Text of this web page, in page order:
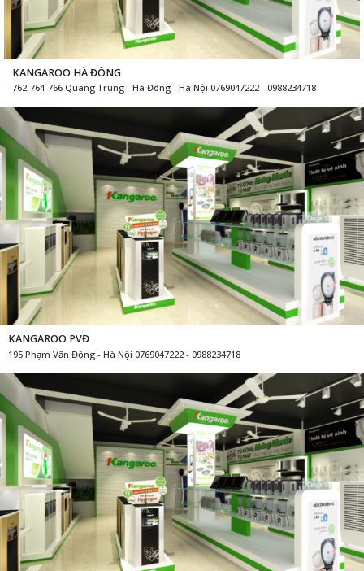
KANGAROO HÀ ĐÔNG
762-764-766 Quang Trung - Hà Đông - Hà Nội 0769047222 - 0988234718
KANGAROO PVĐ
195 Phạm Văn Đồng - Hà Nội 0769047222 - 0988234718